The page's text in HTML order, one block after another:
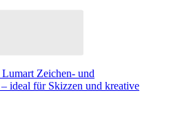
Zeichen- und
ideal für Skizzen und kreative